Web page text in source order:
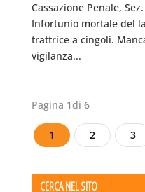
Cassazione Penale,
Infortunio mortale del
trattrice a cingoli.
vigilanza...
Pagina 1di 6
1 2 3
CERCA NEL SITO